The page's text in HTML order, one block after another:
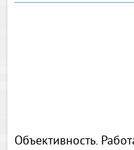
Объективность.